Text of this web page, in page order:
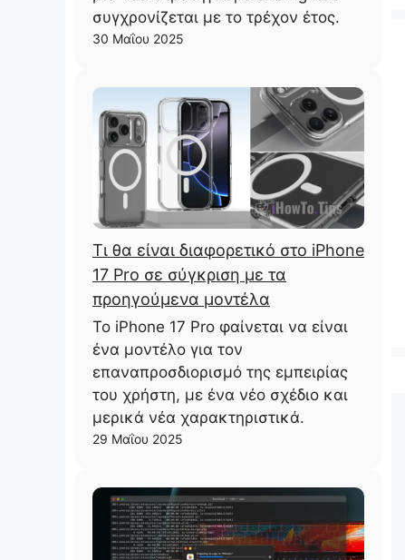
συγχρονίζεται με το τρέχον έτος.
30 Μαΐου 2025
Τι θα είναι διαφορετικό στο iPhone
17 Pro σε σύγκριση με τα
προηγούμενα μοντέλα
Το iPhone 17 Pro φαίνεται να είναι
ένα μοντέλο για τον
επαναπροσδιορισμό της εμπειρίας
του χρήστη, με ένα νέο σχέδιο και
μερικά νέα χαρακτηριστικά.
29 Μαΐου 2025